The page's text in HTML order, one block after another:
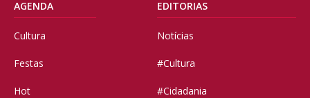
AGENDA
Cultura
Festas
Hot
EDITORIAS
Notícias
#Cultura
#Cidadania